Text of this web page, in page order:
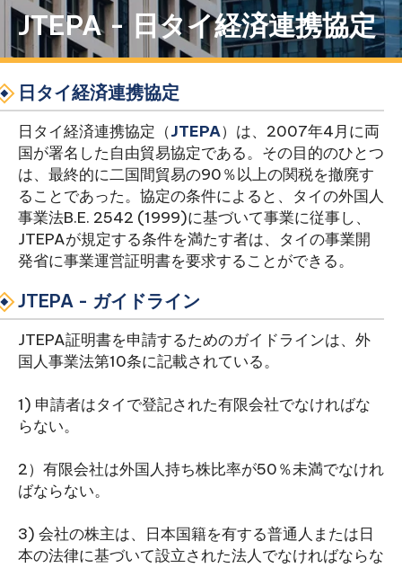
JTEPA - 日タイ経済連携協定
日タイ経済連携協定
日タイ経済連携協定（JTEPA）は、2007年4月に両
国が署名した自由貿易協定である。その目的のひとつ
は、最終的に二国間貿易の90％以上の関税を撤廃す
ることであった。協定の条件によると、タイの外国人
事業法B.E. 2542 (1999)に基づいて事業に従事し、
JTEPAが規定する条件を満たす者は、タイの事業開
発省に事業運営証明書を要求することができる。
JTEPA - ガイドライン
JTEPA証明書を申請するためのガイドラインは、外
国人事業法第10条に記載されている。
1) 申請者はタイで登記された有限会社でなければな
らない。
2）有限会社は外国人持ち株比率が50％未満でなけれ
ばならない。
3) 会社の株主は、日本国籍を有する普通人または日
本の法律に基づいて設立された法人でなければならな